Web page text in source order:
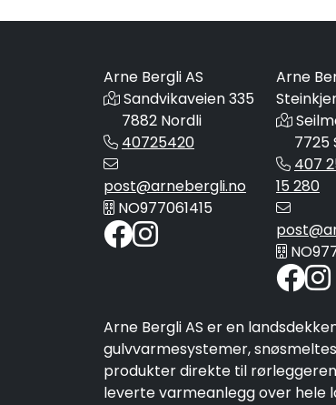
Arne Bergli AS
Sandvikaveien 335
7882 Nordli
40725420
post@arnebergli.no
NO977061415
Arne
7725
407
15 280
Arne Bergli AS er en
gulvvarmesystemer,
produkter direkte til
leverte varmeanlegg over hele